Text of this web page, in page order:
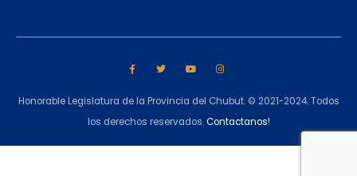
Honorable Legislatura de la Provincia del Chubut. © 2021-2024. Todos
los derechos reservados.Contactanos!